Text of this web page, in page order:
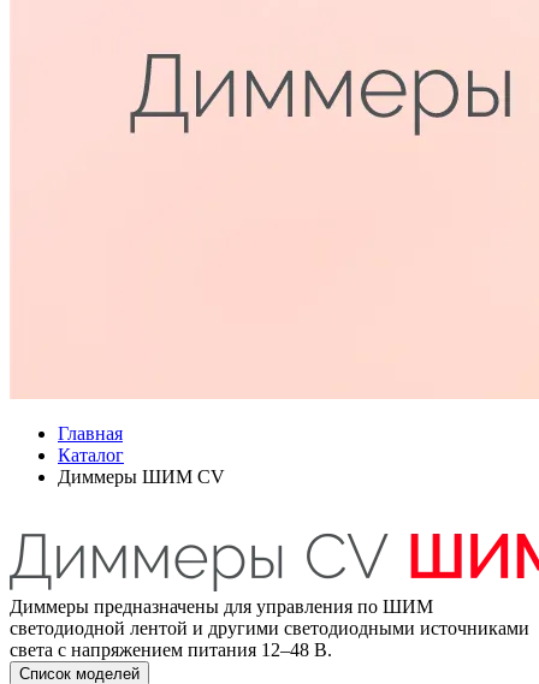
Главная
Каталог
Диммеры ШИМ CV
Диммеры предназначены для управления по ШИМ
светодиодной лентой и другими светодиодными источниками
света с напряжением питания 12–48 В.
Список моделей